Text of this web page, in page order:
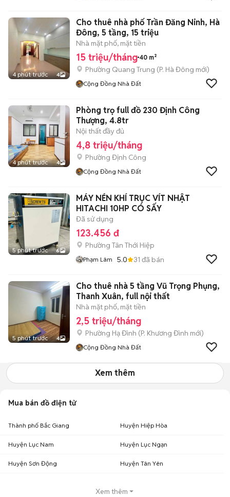
4 phút trước 4
Cho thuê nhà phố Trần Đăng Ninh, Hà
Đông, 5 tầng, 15 triệu
Nhà mặt phố, mặt tiền
15 triệu/tháng 40 m²
Phường Quang Trung (P. Hà Đông mới)
Cộng Đồng Nhà Đất
4 phút trước 4
Phòng trọ full đồ 230 Định Công
Thượng, 4.8tr
Nội thất đầy đủ
4,8 triệu/tháng
Phường Định Công
Cộng Đồng Nhà Đất
5 phút trước 6
MÁY NÉN KHÍ TRỤC VÍT NHẬT
HITACHI 10HP CÓ SẤY
Đã sử dụng
123.456 đ
Phường Tân Thới Hiệp
Phạm Lâm 5.0 31 đã bán
5 phút trước 4
Cho thuê nhà 5 tầng Vũ Trọng Phụng,
Thanh Xuân, full nội thất
Nhà mặt phố, mặt tiền
2,5 triệu/tháng
Phường Hạ Đình (P. Khương Đình mới)
Cộng Đồng Nhà Đất
Xem thêm
Mua bán đồ điện tử
Thành phố Bắc Giang Huyện Hiệp Hòa
Huyện Lục Nam Huyện Lục Ngạn
Huyện Sơn Động Huyện Tân Yên
Xem thêm